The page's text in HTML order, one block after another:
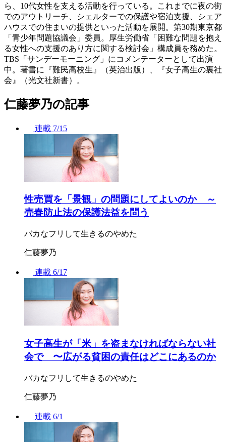
ら、10代女性を支える活動を行っている。これまでに夜の街
でのアウトリーチ、シェルターでの保護や宿泊支援、シェア
ハウスでの住まいの提供といった活動を展開。第30期東京都
「青少年問題協議会」委員。厚生労働省「困難な問題を抱え
る女性への支援のあり方に関する検討会」構成員を務めた。
TBS「サンデーモーニング」にコメンテーターとして出演
中。著書に『難民高校生』（英治出版）、『女子高生の裏社
会』（光文社新書）。
仁藤夢乃の記事
連載 7/15
性売買を「景観」の問題にしてよいのか ～
売春防止法の保護法益を問う
バカなフリして生きるのやめた
仁藤夢乃
連載 6/17
女子高生が「米」を盗まなければならない社
会で 〜広がる貧困の責任はどこにあるのか
バカなフリして生きるのやめた
仁藤夢乃
連載 6/1